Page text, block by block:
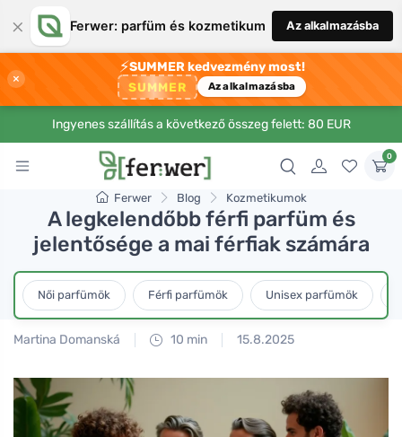
× Ferwer: parfüm és kozmetikum Az alkalmazásba
×
⚡SUMMER kedvezmény most!
SUMMER Az alkalmazásba
Ingyenes szállítás a következő összeg felett: 80 EUR
0
Ferwer Blog Kozmetikumok
A legkelendőbb férfi parfüm és
jelentősége a mai férfiak számára
Női parfümök Férfi parfümök Unisex parfümök
Martina Domanská 10 min 15.8.2025